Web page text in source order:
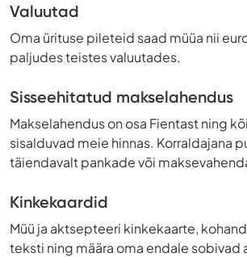
Valuutad
Oma ürituse pileteid saad müüa nii
paljudes teistes valuutades.
Sisseehitatud makselahendus
Makselahendus on osa Fientast ning
sisalduvad meie hinnas. Korraldajana
täiendavalt pankade või
Kinkekaardid
Müü ja aktsepteeri kinkekaarte,
teksti ning määra oma endale sobivad